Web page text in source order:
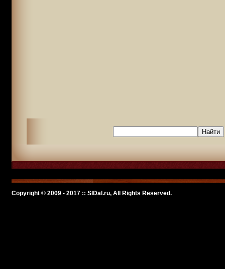
Copyright © 2009 - 2017 :: SlDal.ru, All Rights Reserved.